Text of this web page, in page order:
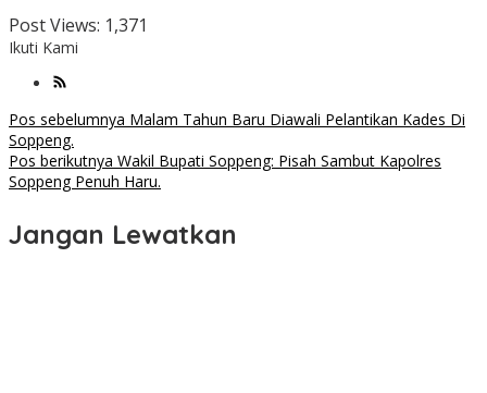
Post Views: 1,371
Ikuti Kami
Navigasi
pos
Pos sebelumnya Malam Tahun Baru Diawali Pelantikan Kades Di
Soppeng.
Pos berikutnya Wakil Bupati Soppeng: Pisah Sambut Kapolres
Soppeng Penuh Haru.
Jangan Lewatkan